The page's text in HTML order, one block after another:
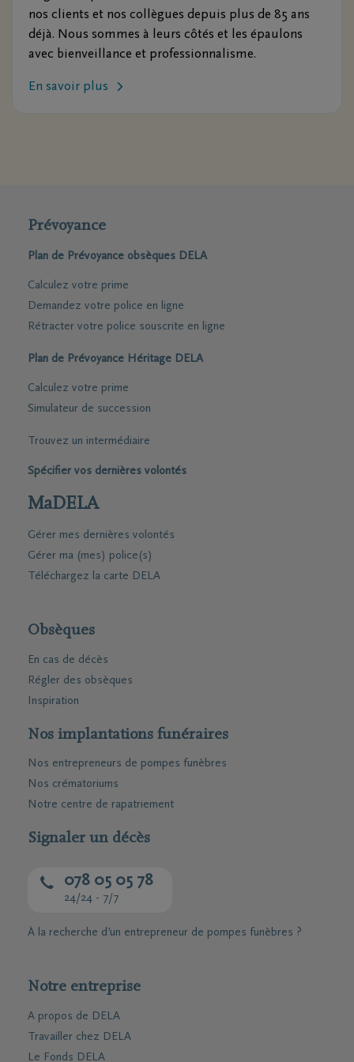
nos clients et nos collègues depuis plus de 85 ans
déjà. Nous sommes à leurs côtés et les épaulons
avec bienveillance et professionnalisme.
En savoir plus
Prévoyance
Plan de Prévoyance obsèques DELA
Calculez votre prime
Demandez votre police en ligne
Rétracter votre police souscrite en ligne
Plan de Prévoyance Héritage DELA
Calculez votre prime
Simulateur de succession
Trouvez un intermédiaire
Spécifier vos dernières volontés
MaDELA
Gérer mes dernières volontés
Gérer ma (mes) police(s)
Téléchargez la carte DELA
Obsèques
En cas de décès
Régler des obsèques
Inspiration
Nos implantations funéraires
Nos entrepreneurs de pompes funèbres
Nos crématoriums
Notre centre de rapatriement
Signaler un décès
078 05 05 78
24/24 - 7/7
À la recherche d’un entrepreneur de pompes funèbres ?
Notre entreprise
A propos de DELA
Travailler chez DELA
Le Fonds DELA